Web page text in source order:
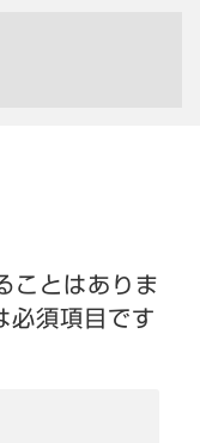
ことはありま
必須項目です